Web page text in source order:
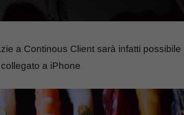
a Continous Client sarà infatti possibile
a iPhone